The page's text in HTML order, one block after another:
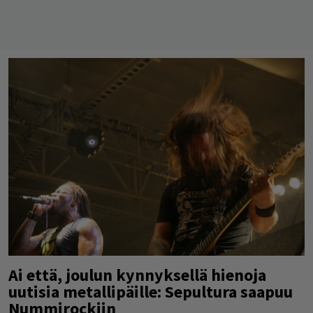
Ai että, joulun kynnyksellä hienoja
uutisia metallipäille: Sepultura saapuu
Nummirockiin